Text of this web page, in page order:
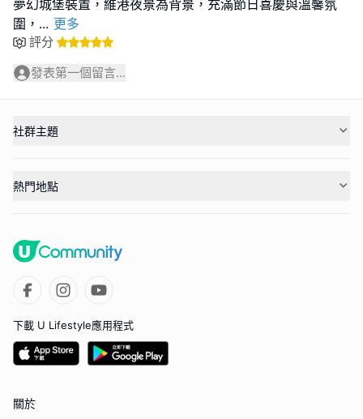
夢幻城堡裝置，維港夜景為背景，充滿節日喜慶與溫馨氛
圍， ... 更多
評分
發表第一個留言...
社群主題
熱門地點
下載 U Lifestyle應用程式
關於